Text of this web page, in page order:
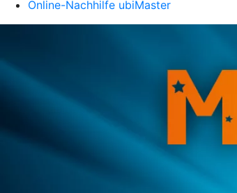
Online-Nachhilfe ubiMaster